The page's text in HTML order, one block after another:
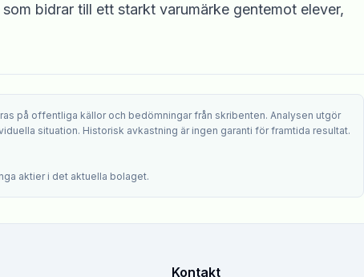
bidrar till ett starkt varumärke gentemot elever,
på offentliga källor och bedömningar från skribenten. Analysen utgör
situation. Historisk avkastning är ingen garanti för framtida resultat.
aktier i det aktuella bolaget.
Kontakt